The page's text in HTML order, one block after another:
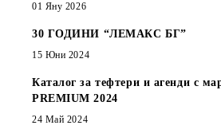
01 Яну 2026
30 ГОДИНИ “ЛЕМАКС БГ”
15 Юни 2024
Каталог за тефтери и агенди с
PREMIUM 2024
24 Май 2024